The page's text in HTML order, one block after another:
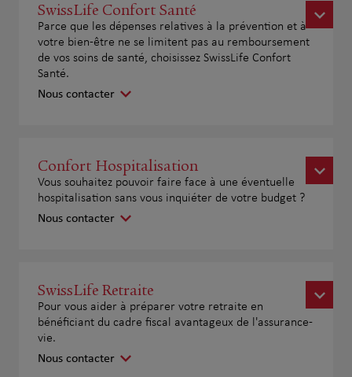
SwissLife Confort Santé
Parce que les dépenses relatives à la prévention et à
votre bien-être ne se limitent pas au remboursement
de vos soins de santé, choisissez SwissLife Confort
Santé.
Nous contacter
Confort Hospitalisation
Vous souhaitez pouvoir faire face à une éventuelle
hospitalisation sans vous inquiéter de votre budget ?
Nous contacter
SwissLife Retraite
Pour vous aider à préparer votre retraite en
bénéficiant du cadre fiscal avantageux de l'assurance-
vie.
Nous contacter